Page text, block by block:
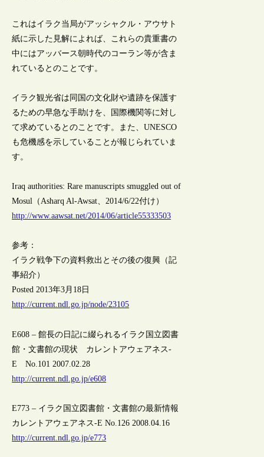
これはイラク当局がアッシャクル・アウサト
紙に示した見解によれば、これらの貴重書の
中にはアッバース朝時代のコーラン等が含ま
れているとのことです。
イラク観光省は同国の文化財や遺跡を保護す
るための早急な手助けを、国際機関等に対し
て求めているとのことです。また、UNESCO
も危機感を示していることが報じられていま
す。
Iraq authorities: Rare manuscripts smuggled out of
Mosul（Asharq Al-Awsat、2014/6/22付け）
http://www.aawsat.net/2014/06/article55333503
参考：
イラク戦争下の資料救出とその後の復興（記
事紹介）
Posted 2013年3月18日
http://current.ndl.go.jp/node/23105
E608 – 館長の日記に綴られるイラク国立図書
館・文書館の現状 カレントアウェアネス-
E No.101 2007.02.28
http://current.ndl.go.jp/e608
E773 – イラク国立図書館・文書館の最新情報
カレントアウェアネス-E No.126 2008.04.16
http://current.ndl.go.jp/e773